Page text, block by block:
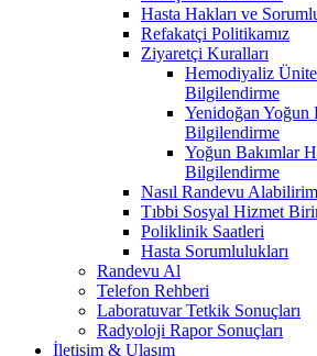
Hasta Hakları ve
Refakatçi Politikamız
Ziyaretçi Kuralları
Hemodiyaliz
Bilgilendirme
Yenidoğan Yoğun
Bilgilendirme
Yoğun Bakımlar
Bilgilendirme
Nasıl Randevu
Tıbbi Sosyal Hizmet
Poliklinik Saatleri
Hasta Sorumlulukları
Randevu Al
Telefon Rehberi
Laboratuvar Tetkik Sonuçları
Radyoloji Rapor Sonuçları
İletişim & Ulaşım